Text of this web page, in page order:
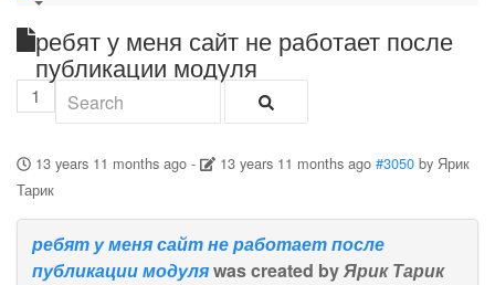
ребят у меня сайт не работает после
публикации модуля
1
13 years 11 months ago- 13 years 11 months ago #3050 by Ярик
Тарик
ребят у меня сайт не работает после
публикации модуляwas created byЯрик Тарик